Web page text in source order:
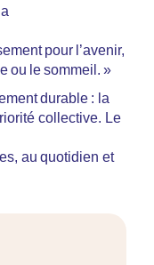
pour l’avenir,
ou le sommeil. »
durable : la
collective. Le
au quotidien et